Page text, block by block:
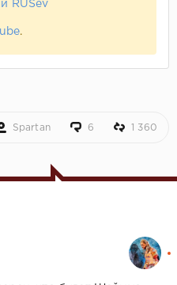
RUSev
.
Spartan 6 1 360